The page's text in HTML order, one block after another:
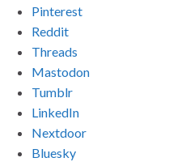
Pinterest
Reddit
Threads
Mastodon
Tumblr
LinkedIn
Nextdoor
Bluesky